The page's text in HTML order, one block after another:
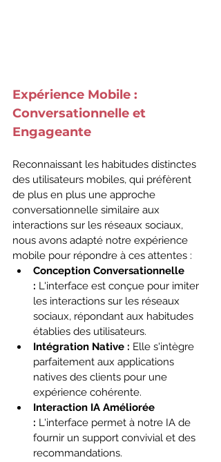
Expérience Mobile :
Conversationnelle et
Engageante
Reconnaissant les habitudes distinctes
des utilisateurs mobiles, qui préfèrent
de plus en plus une approche
conversationnelle similaire aux
interactions sur les réseaux sociaux,
nous avons adapté notre expérience
mobile pour répondre à ces attentes :
Conception Conversationnelle
: L'interface est conçue pour imiter
les interactions sur les réseaux
sociaux, répondant aux habitudes
établies des utilisateurs.
Intégration Native : Elle s'intègre
parfaitement aux applications
natives des clients pour une
expérience cohérente.
Interaction IA Améliorée
: L'interface permet à notre IA de
fournir un support convivial et des
recommandations.